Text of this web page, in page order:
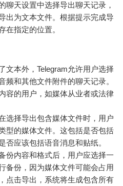
聊天设置中选择导出聊天记录，
出为文本文件。根据提示完成导
在指定的位置。
文本外，Telegram允许用户选择
频和其他文件附件的聊天记录。
容的用户，如媒体从业者或法律
选择导出包含媒体文件时，用户
型的媒体文件。这包括是否包括
否应该包括语音消息和贴纸。
份内容和格式后，用户应选择一
备份，因为媒体文件可能会占用
点击导出，系统将生成包含所有